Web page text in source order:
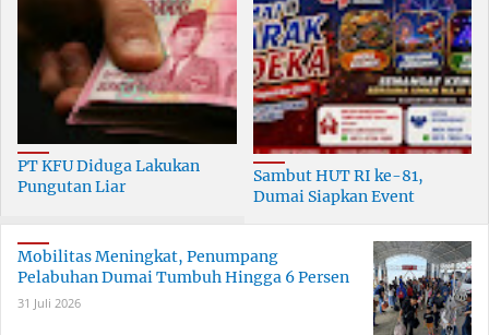
PT KFU Diduga Lakukan
Pungutan Liar
Dumai
Sambut HUT RI ke-81,
Dumai Siapkan Event
Mobilitas Meningkat, Penumpang
Pelabuhan Dumai Tumbuh Hingga 6 Persen
31 Juli 2026